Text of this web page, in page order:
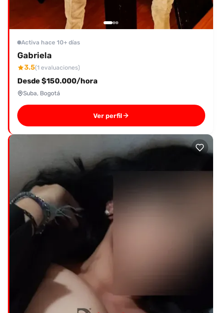
Activa hace 10+ días
Gabriela
3.5(1 evaluaciones)
Desde $150.000/hora
Suba, Bogotá
Ver perfil